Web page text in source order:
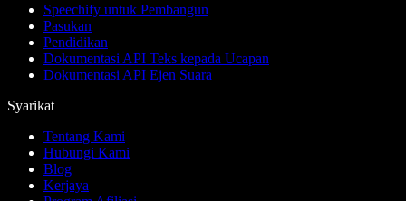
Speechify untuk Pembangun
Pasukan
Pendidikan
Dokumentasi API Teks kepada Ucapan
Dokumentasi API Ejen Suara
Syarikat
Tentang Kami
Hubungi Kami
Blog
Kerjaya